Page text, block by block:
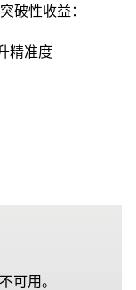
可用。
破性收益：
精准度